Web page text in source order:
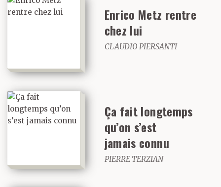
de Villiers de l’Isle
Adam, qui aujourd’hui
devrait se lire ainsi :
« Écrire ? Nos
traitements de texte
feront cela pour nous. »
Les gens ne cessent
d’essayer de me
persuader
Enrico Metz rentre
chez lui
CLAUDIO PIERSANTI
Ça fait longtemps
qu’on s’est
jamais connu
PIERRE TERZIAN